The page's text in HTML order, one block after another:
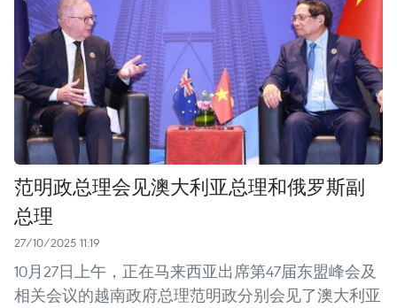
范明政总理会见澳大利亚总理和俄罗斯副
总理
27/10/2025 11:19
10月27日上午，正在马来西亚出席第47届东盟峰会及
相关会议的越南政府总理范明政分别会见了澳大利亚